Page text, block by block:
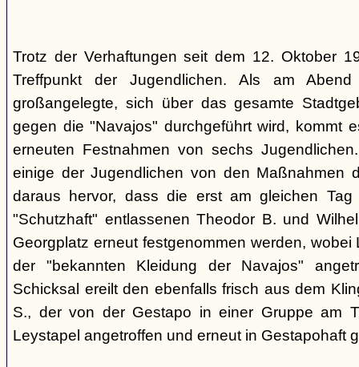
Trotz der Verhaftungen seit dem 12. Oktober
Treffpunkt der Jugendlichen. Als am
großangelegte, sich über das gesamte
gegen die "Navajos" durchgeführt wird, kommt
erneuten Festnahmen von sechs
einige der Jugendlichen von den Maßnahmen
daraus hervor, dass die erst am gleichen Tag
"Schutzhaft" entlassenen Theodor B. und
Georgplatz erneut festgenommen werden, wobei
der "bekannten Kleidung der Navajos"
Schicksal ereilt den ebenfalls frisch aus dem
S., der von der Gestapo in einer Gruppe am
Leystapel angetroffen und erneut in Gestapohaft